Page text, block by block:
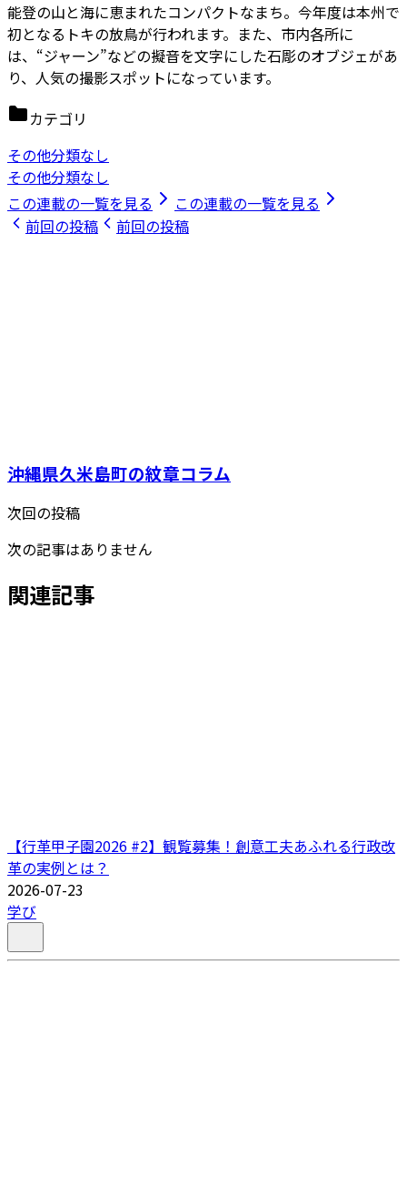
能登の山と海に恵まれたコンパクトなまち。今年度は本州で
初となるトキの放鳥が行われます。また、市内各所に
は、“ジャーン”などの擬音を文字にした石彫のオブジェがあ
り、人気の撮影スポットになっています。
カテゴリ
その他分類なし
その他分類なし
この連載の一覧を見る
この連載の一覧を見る
前回の投稿
前回の投稿
沖縄県久米島町の紋章コラム
次回の投稿
次の記事はありません
関連記事
【行革甲子園2026 #2】観覧募集！創意工夫あふれる行政改
革の実例とは？
2026-07-23
学び